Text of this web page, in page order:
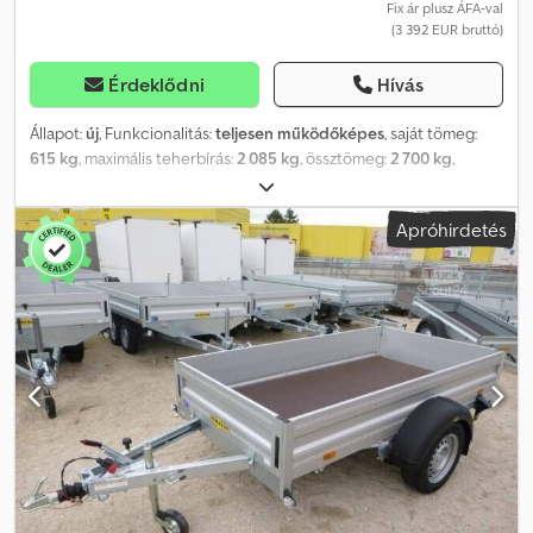
hevederek, rögzítőpántok, hátsó kitámasztók és további
rögzítőszemek – is elérhetők. A felépítmény fröccsenő víz ellen
védett.
Fix ár plusz ÁFA-val
(3 392 EUR bruttó)
Érdeklődni Hívás
Állapot:új, Funkcionalitás:teljesen működőképes, saját tömeg:
615 kg, maximális teherbírás:2 085 kg, össztömeg:2 700 kg,
, raktér hossza:
szélesség:1 830 mm, raktérmagasság:400 mm, Gyártási év:2026,
Szállítási terjedelem: 1x Stema SH O2 27-40-18.2 tandem tengelyes
magasrakszállító pótkocsi Leírás: Az STEMA V-vontatórúd és a
masszív gumirugózású tengely független kerékfelfüggesztéssel
kiváló iránytartást és tökéletes útfekvést biztosít a pótkocsinak. A
nagyméretű, stabil rögzítőfülek révén szállítmánya biztonságban
van, a rakomány gyors és optimális rögzítését teszik lehetővé.
Praktikus csavarrugók az alsó felületen gondoskodnak a
zörgésmentes szállításról. A STEMA kizárólag márkás gyártók
szerelvényeit építi be. A kompakt kerékcsapágy
karbantartásmentes. Oldalfalak, korlátok és egyéb tartozékok: -
tartós, kiváló minőségű korrózióvédelemmel - acéllemezből
gyártott, galvalume (alumínium-cink bevonatú), duplafalú
Apróhirdetés